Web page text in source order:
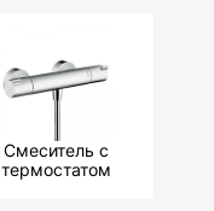
Смеситель с
термостатом